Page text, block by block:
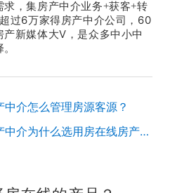
，集房产中介业务+获客+转
超过6万家得房产中介公司， 60
产新媒体大V ，是众多中小中
介怎么管理房源客源？
2026年房产中介为什么选用房在线房产中介管理系统管理房客源？